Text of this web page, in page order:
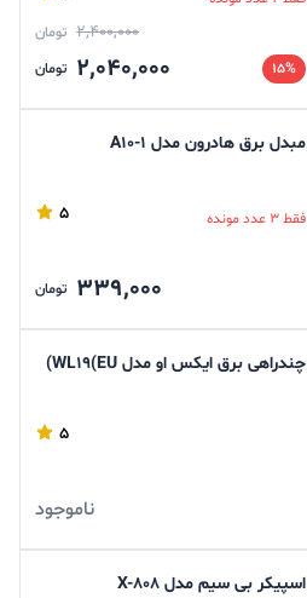
2,400,000 تومان
15%
2,040,000 تومان
مبدل برق هادرون مدل A10-1
فقط 3 عدد مونده 5
339,000 تومان
چندراهی برق ایکس او مدل WL19(EU)
5
ناموجود
اسپیکر بی سیم مدل X-808